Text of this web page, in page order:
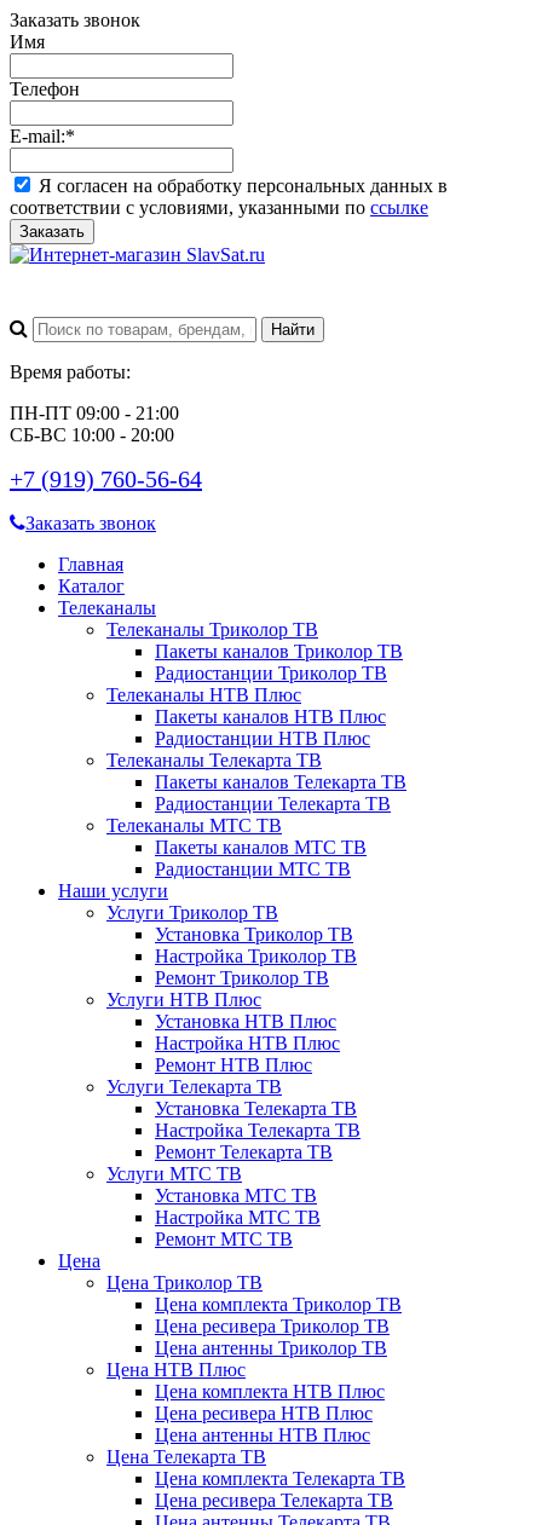
Заказать звонок
Имя
Телефон
E-mail:*
Я согласен на обработку персональных данных в
соответствии с условиями, указанными по ссылке
Заказать
Время работы:
ПН-ПТ 09:00 - 21:00
СБ-ВС 10:00 - 20:00
+7 (919) 760-56-64
Заказать звонок
Главная
Каталог
Телеканалы
Телеканалы Триколор ТВ
Пакеты каналов Триколор ТВ
Радиостанции Триколор ТВ
Телеканалы НТВ Плюс
Пакеты каналов НТВ Плюс
Радиостанции НТВ Плюс
Телеканалы Телекарта ТВ
Пакеты каналов Телекарта ТВ
Радиостанции Телекарта ТВ
Телеканалы МТС ТВ
Пакеты каналов МТС ТВ
Радиостанции МТС ТВ
Наши услуги
Услуги Триколор ТВ
Установка Триколор ТВ
Настройка Триколор ТВ
Ремонт Триколор ТВ
Услуги НТВ Плюс
Установка НТВ Плюс
Настройка НТВ Плюс
Ремонт НТВ Плюс
Услуги Телекарта ТВ
Установка Телекарта ТВ
Настройка Телекарта ТВ
Ремонт Телекарта ТВ
Услуги МТС ТВ
Установка МТС ТВ
Настройка МТС ТВ
Ремонт МТС ТВ
Цена
Цена Триколор ТВ
Цена комплекта Триколор ТВ
Цена ресивера Триколор ТВ
Цена антенны Триколор ТВ
Цена НТВ Плюс
Цена комплекта НТВ Плюс
Цена ресивера НТВ Плюс
Цена антенны НТВ Плюс
Цена Телекарта ТВ
Цена комплекта Телекарта ТВ
Цена ресивера Телекарта ТВ